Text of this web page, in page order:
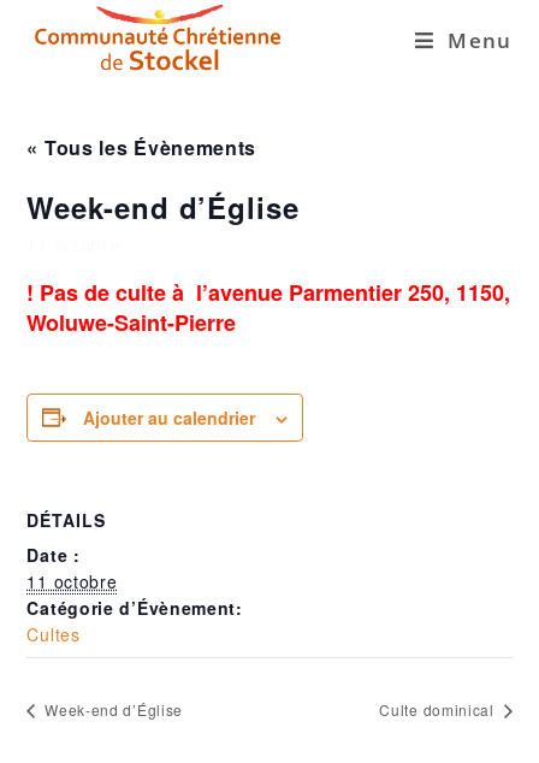
Menu
« Tous les Évènements
Week-end d’Église
! Pas de culte à l’avenue Parmentier 250, 1150,
Woluwe-Saint-Pierre
Ajouter au calendrier
DÉTAILS
Date :
11 octobre
Catégorie d’Évènement:
Cultes
Week-end d’Église Culte dominical